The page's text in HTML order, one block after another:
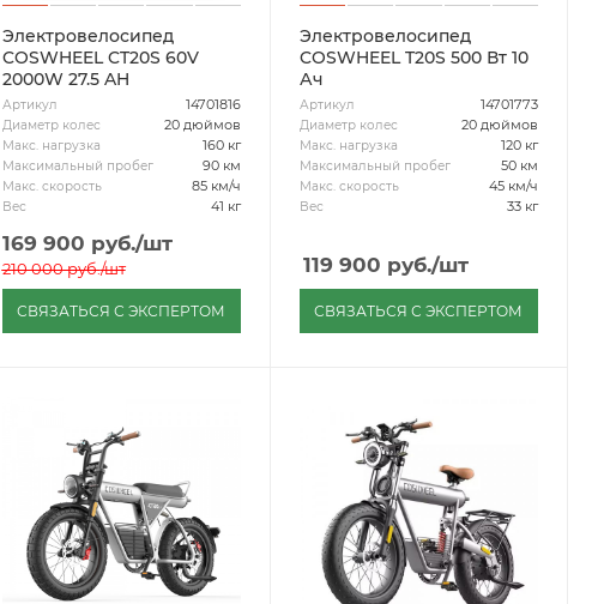
Электровелосипед
COSWHEEL CT20S 60V
2000W 27.5 AH
Артикул 14701816
Диаметр колес 20 дюймов
Макс. нагрузка 160 кг
Максимальный пробег 90 км
Макс. скорость 85 км/ч
Вес 41 кг
169 900 руб./шт
210 000руб./шт
СВЯЗАТЬСЯ С ЭКСПЕРТОМ
Электровелосипед
COSWHEEL T20S 500 Вт 10
Ач
Артикул 14701773
Диаметр колес 20 дюймов
Макс. нагрузка 120 кг
Максимальный пробег 50 км
Макс. скорость 45 км/ч
Вес 33 кг
119 900 руб./шт
СВЯЗАТЬСЯ С ЭКСПЕРТОМ